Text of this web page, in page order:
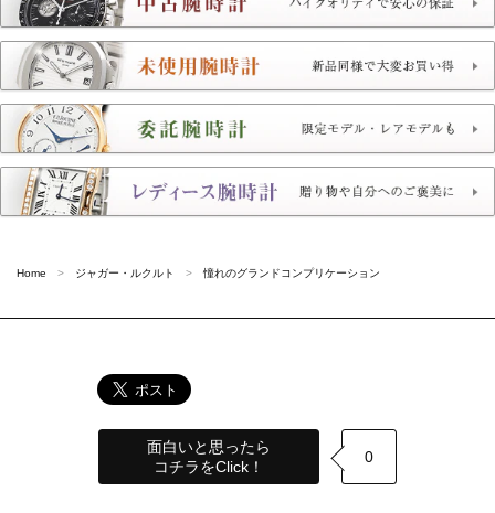
Home ジャガー・ルクルト 憧れのグランドコンプリケーション
面白いと思ったら
コチラをClick！
0